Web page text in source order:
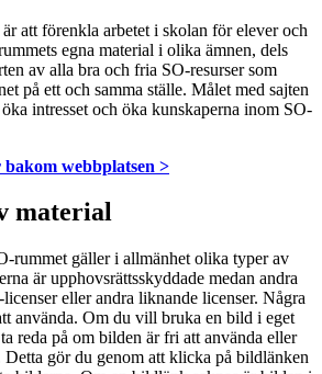
att förenkla arbetet i skolan för elever och
egna material i olika ämnen, dels
av alla bra och fria SO-resurser som
på ett och samma ställe. Målet med sajten
intresset och öka kunskaperna inom SO-
webbplatsen >
material
rummet gäller i allmänhet olika typer av
är upphovsrättsskyddade medan andra
eller andra liknande licenser. Några
använda. Om du vill bruka en bild i eget
reda på om bilden är fri att använda eller
gör du genom att klicka på bildlänken